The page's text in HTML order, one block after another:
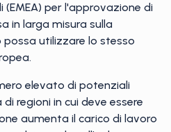
per l'approvazione di
in larga misura sulla
utilizzare lo stesso
elevato di potenziali
regioni in cui deve essere
aumenta il carico di lavoro